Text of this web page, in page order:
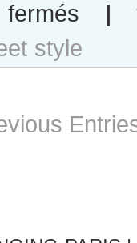
Michelle
Gutknecht
after
|
style